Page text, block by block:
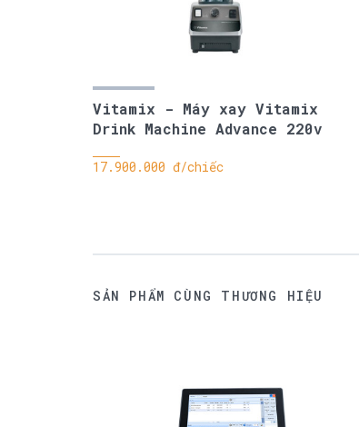
Vitamix - Máy xay Vitamix
Drink Machine Advance 220v
17.900.000 đ/chiếc
SẢN PHẨM CÙNG THƯƠNG HIỆU